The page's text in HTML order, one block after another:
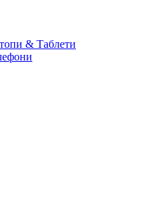
& Таблети